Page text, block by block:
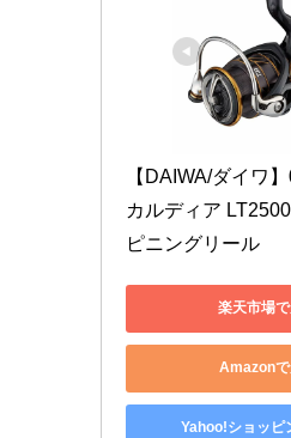
【DAIWA/ダイワ
カルディア
ピニングリール
楽天市場
Amazonで
Yahoo!ショッピ